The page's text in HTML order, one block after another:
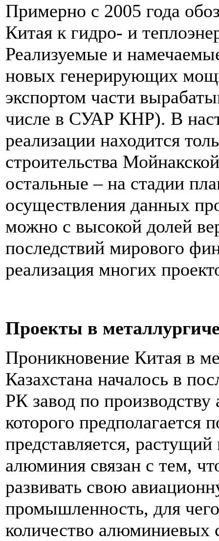
Примерно с 2005 года
Китая к гидро- и
Реализуемые и
новых генерирующих
экспортом части
числе в СУАР КНР). В
реализации находится
строительства
остальные – на стадии
осуществления данных
можно с высокой долей
последствий мирового
реализация многих
Проекты в
Проникновение Китая в
Казахстана началось в
РК завод по
которого предполагается
представляется,
алюминия связан с тем,
развивать свою
промышленность, для
количество алюминиевых